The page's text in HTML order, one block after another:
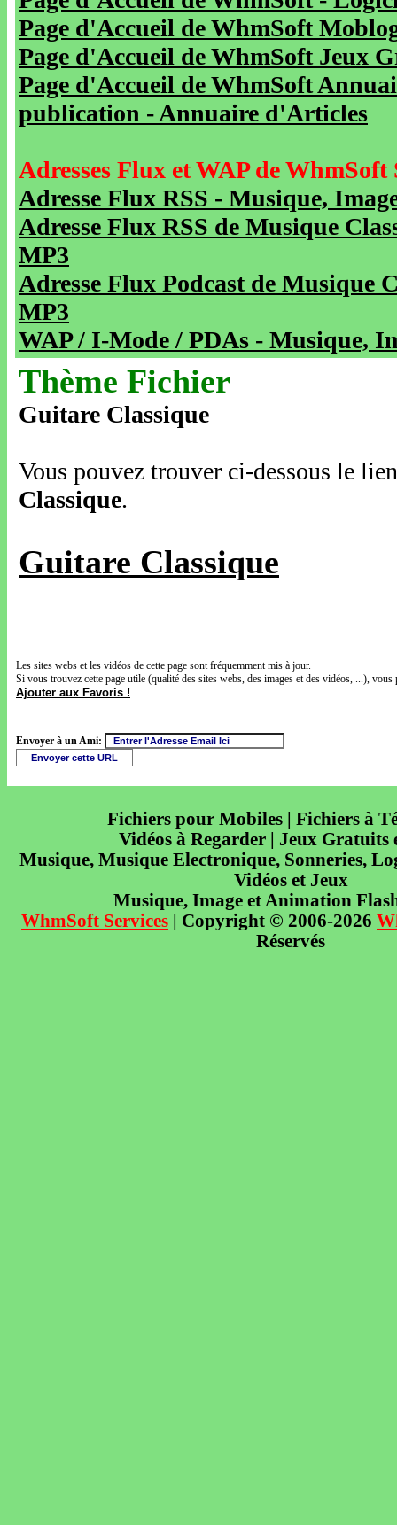
Page d'Accueil de WhmSoft
Page d'Accueil de WhmSoft Jeux
Page d'Accueil de WhmSoft
publication - Annuaire d'Articles
Adresses Flux et WAP de WhmSoft
Adresse Flux RSS - Musique,
Adresse Flux RSS de Musique
MP3
Adresse Flux Podcast de Musique
MP3
WAP / I-Mode / PDAs - Musique,
Thème Fichier
Guitare Classique
Vous pouvez trouver ci-dessous le
Classique.
Guitare Classique
Les sites webs et les vidéos de cette page sont fréquemment mis à jour.
Si vous trouvez cette page utile (qualité des sites webs, des images et des vidéos, ...),
Ajouter aux Favoris !
Envoyer à un Ami:
Fichiers pour Mobiles | Fichiers à
Vidéos à Regarder | Jeux Gratuits
Musique, Musique Electronique, Sonneries,
Vidéos et Jeux
Musique, Image et Animation
WhmSoft Services | Copyright © 2006-2026
Réservés